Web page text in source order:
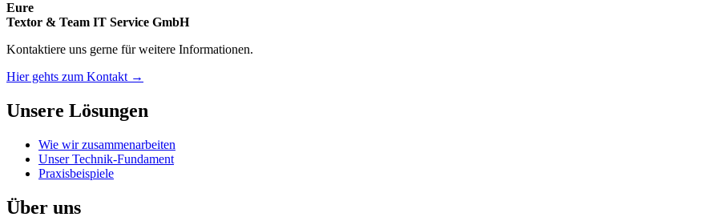
Eure
Textor & Team IT Service GmbH
Kontaktiere uns gerne für weitere Informationen.
Hier gehts zum Kontakt →
Unsere Lösungen
Wie wir zusammenarbeiten
Unser Technik-Fundament
Praxisbeispiele
Über uns